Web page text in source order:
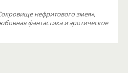
нефритового змея»,
фантастика и эротическое